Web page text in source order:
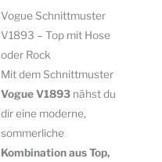
Vogue Schnittmuster
V1893 – Top mit Hose
oder Rock
Mit dem Schnittmuster
VogueV1893nähst du
dir eine moderne,
sommerliche
Kombination aus Top,